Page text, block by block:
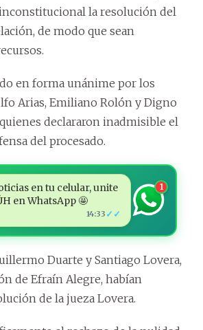
inconstitucional la resolución del
de modo que sean
en forma unánime por los
Arias, Emiliano Rolón y Digno
declararon inadmisible el
del procesado.
en tu celular, unite
en WhatsApp 🤩
14:33 ✓✓
1
Duarte y Santiago Lovera,
de Efraín Alegre, habían
de la jueza Lovera.